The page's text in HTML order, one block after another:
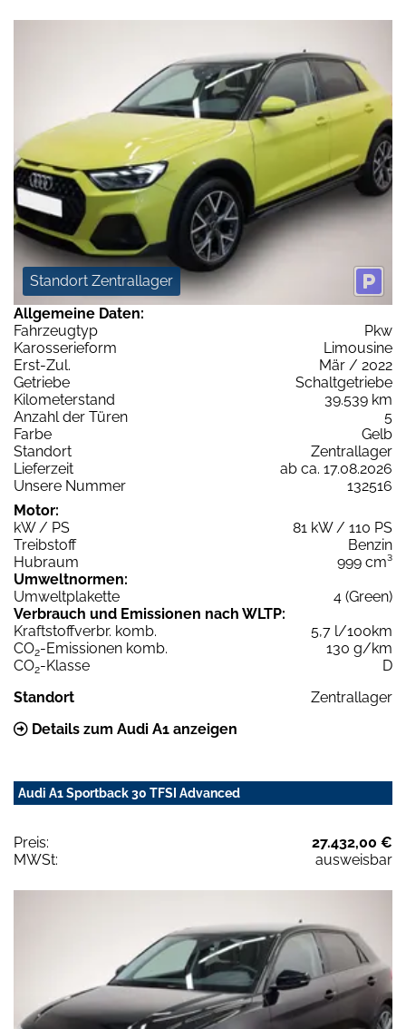
Standort Zentrallager
Allgemeine Daten:
Fahrzeugtyp
Pkw
Karosserieform
Limousine
Erst-Zul.
Mär / 2022
Getriebe
Schaltgetriebe
Kilometerstand
39.539 km
Anzahl der Türen
5
Farbe
Gelb
Standort
Zentrallager
Lieferzeit
ab ca. 17.08.2026
Unsere Nummer
132516
Motor:
kW / PS
81 kW / 110 PS
Treibstoff
Benzin
Hubraum
999 cm³
Umweltnormen:
Umweltplakette
4 (Green)
Verbrauch und Emissionen nach WLTP:
Kraftstoffverbr. komb.
5,7 l/100km
CO2-Emissionen komb.
130 g/km
CO2-Klasse
D
Standort
Zentrallager
Details zum Audi A1 anzeigen
Audi A1 Sportback 30 TFSI Advanced
Preis:
27.432,00 €
MWSt:
ausweisbar